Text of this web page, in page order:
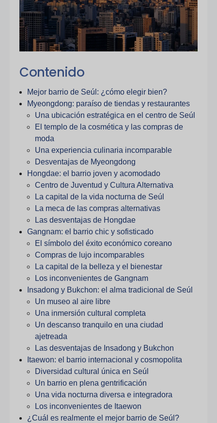
Contenido
Mejor barrio de Seúl: ¿cómo elegir bien?
Myeongdong: paraíso de tiendas y restaurantes
Una ubicación estratégica en el centro de Seúl
El templo de la cosmética y las compras de
moda
Una experiencia culinaria incomparable
Desventajas de Myeongdong
Hongdae: el barrio joven y acomodado
Centro de Juventud y Cultura Alternativa
La capital de la vida nocturna de Seúl
La meca de las compras alternativas
Las desventajas de Hongdae
Gangnam: el barrio chic y sofisticado
El símbolo del éxito económico coreano
Compras de lujo incomparables
La capital de la belleza y el bienestar
Los inconvenientes de Gangnam
Insadong y Bukchon: el alma tradicional de Seúl
Un museo al aire libre
Una inmersión cultural completa
Un descanso tranquilo en una ciudad
ajetreada
Las desventajas de Insadong y Bukchon
Itaewon: el barrio internacional y cosmopolita
Diversidad cultural única en Seúl
Un barrio en plena gentrificación
Una vida nocturna diversa e integradora
Los inconvenientes de Itaewon
¿Cuál es realmente el mejor barrio de Seúl?